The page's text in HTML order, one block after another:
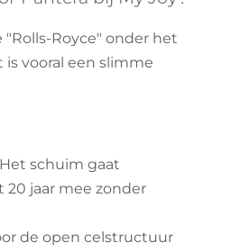
Royce" onder het
vooral een slimme
Het schuim gaat
20 jaar mee zonder
de open celstructuur